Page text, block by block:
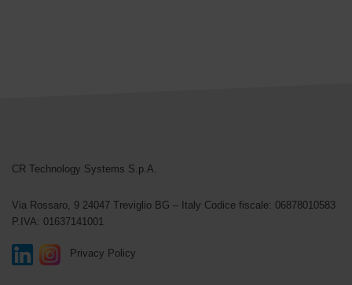
CR Technology Systems S.p.A.
Via Rossaro, 9 24047 Treviglio BG – Italy Codice fiscale: 06878010583
P.IVA: 01637141001
Privacy Policy